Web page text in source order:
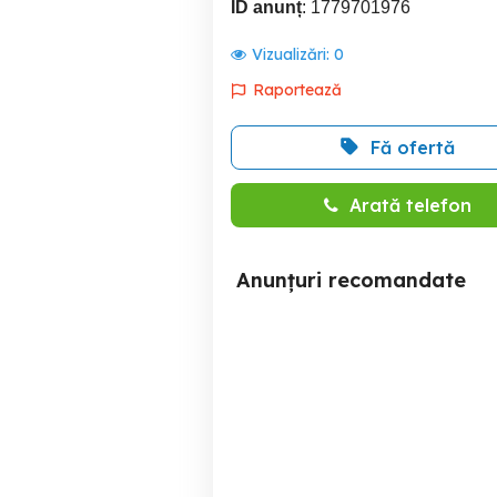
ID anunț: 1779701976
Vizualizări: 0
Raportează
Fă ofertă
Arată telefon
Anunțuri recomandate